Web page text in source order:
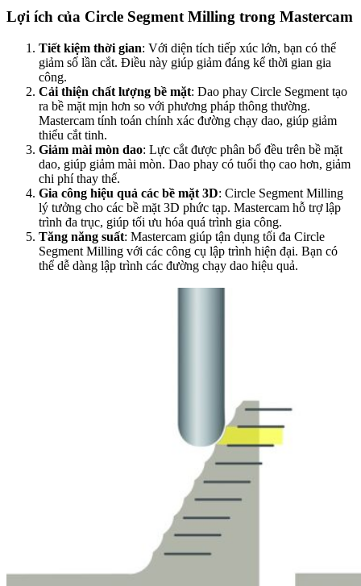
Lợi ích của Circle Segment Milling trong Mastercam
Tiết kiệm thời gian: Với diện tích tiếp xúc lớn, bạn có thể
giảm số lần cắt. Điều này giúp giảm đáng kể thời gian gia
công.
Cải thiện chất lượng bề mặt: Dao phay Circle Segment tạo
ra bề mặt mịn hơn so với phương pháp thông thường.
Mastercam tính toán chính xác đường chạy dao, giúp giảm
thiểu cắt tinh.
Giảm mài mòn dao: Lực cắt được phân bổ đều trên bề mặt
dao, giúp giảm mài mòn. Dao phay có tuổi thọ cao hơn, giảm
chi phí thay thế.
Gia công hiệu quả các bề mặt 3D: Circle Segment Milling
lý tưởng cho các bề mặt 3D phức tạp. Mastercam hỗ trợ lập
trình đa trục, giúp tối ưu hóa quá trình gia công.
Tăng năng suất: Mastercam giúp tận dụng tối đa Circle
Segment Milling với các công cụ lập trình hiện đại. Bạn có
thể dễ dàng lập trình các đường chạy dao hiệu quả.